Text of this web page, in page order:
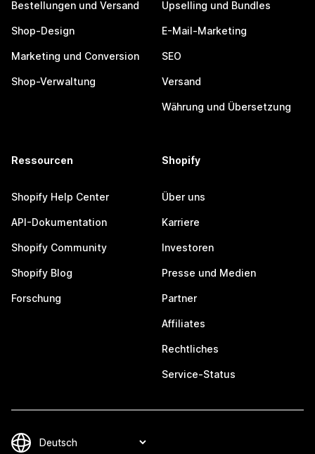
Bestellungen und Versand
Shop-Design
Marketing und Conversion
Shop-Verwaltung
Upselling und Bundles
E-Mail-Marketing
SEO
Versand
Währung und Übersetzung
Ressourcen
Shopify Help Center
API-Dokumentation
Shopify Community
Shopify Blog
Forschung
Shopify
Über uns
Karriere
Investoren
Presse und Medien
Partner
Affiliates
Rechtliches
Service-Status